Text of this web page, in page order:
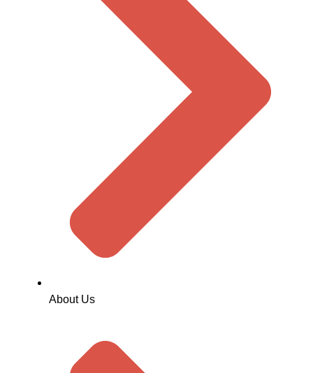
About Us